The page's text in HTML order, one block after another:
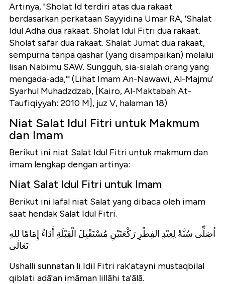
Artinya, "Sholat Id terdiri atas dua rakaat
berdasarkan perkataan Sayyidina Umar RA, 'Shalat
Idul Adha dua rakaat. Sholat Idul Fitri dua rakaat.
Sholat safar dua rakaat. Shalat Jumat dua rakaat,
sempurna tanpa qashar (yang disampaikan) melalui
lisan Nabimu SAW. Sungguh, sia-sialah orang yang
mengada-ada,'" (Lihat Imam An-Nawawi, Al-Majmu'
Syarhul Muhadzdzab, [Kairo, Al-Maktabah At-
Taufiqiyyah: 2010 M], juz V, halaman 18)
Niat Salat Idul Fitri untuk Makmum
dan Imam
Berikut ini niat Salat Idul Fitri untuk makmum dan
imam lengkap dengan artinya:
Niat Salat Idul Fitri untuk Imam
Berikut ini lafal niat Salat yang dibaca oleh imam
saat hendak Salat Idul Fitri.
اُصَلِّى سُنَّةً لِعِيْدِ الفِطْرِ رَكْعَتَيْنِ مُسْتَقْبِلَ الْقِبْلَةِ أَدَاءً إِمَامًا للهِ
تَعَالَى
Ushalli sunnatan li Idil Fitri rak'atayni mustaqbilal
qiblati adā'an imāman lillāhi ta'ālā.